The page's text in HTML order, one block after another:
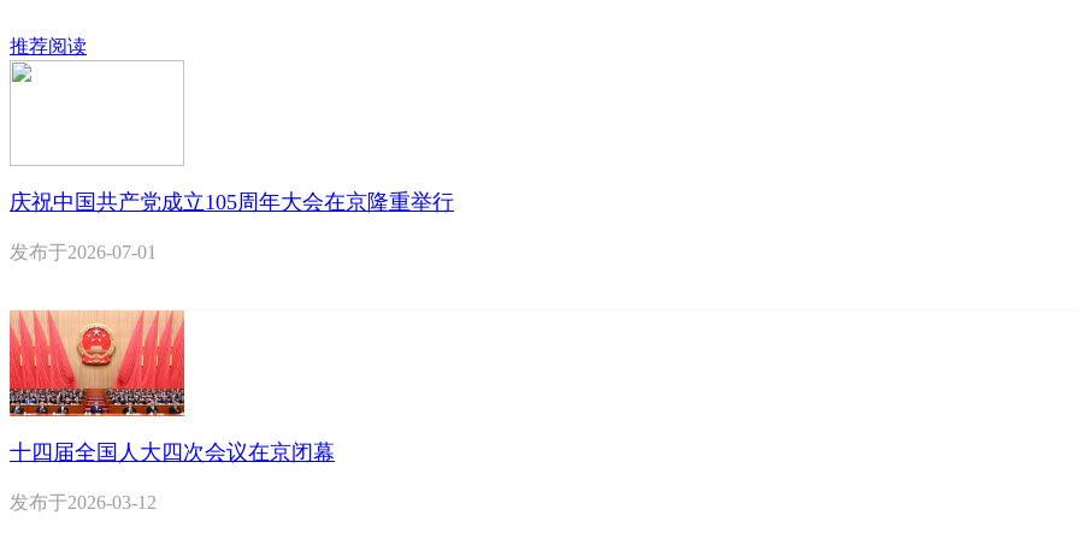
推荐阅读
庆祝中国共产党成立105周年大会在京隆重举行
发布于2026-07-01
十四届全国人大四次会议在京闭幕
发布于2026-03-12